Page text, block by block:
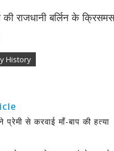
राजधानी बर्लिन के
History
प्रेमी से करवाई माँ-बाप की हत्या